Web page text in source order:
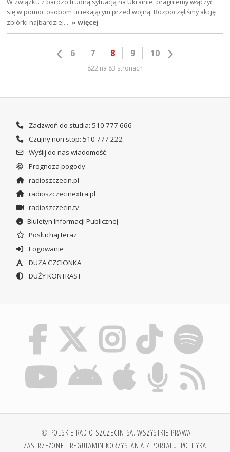
się w pomoc osobom uciekającym przed wojną. Rozpoczęliśmy akcję
zbiórki najbardziej… » więcej
6 7 8 9 10
822 na 83 stronach
Zadzwoń do studia: 510 777 666
Czujny non stop: 510 777 222
Wyślij do nas wiadomość
Prognoza pogody
radioszczecin.pl
radioszczecinextra.pl
radioszczecin.tv
Biuletyn Informacji Publicznej
Posłuchaj teraz
Logowanie
DUŻA CZCIONKA
DUŻY KONTRAST
© POLSKIE RADIO SZCZECIN SA. WSZYSTKIE PRAWA
ZASTRZEŻONE. REGULAMIN KORZYSTANIA Z PORTALU POLITYKA